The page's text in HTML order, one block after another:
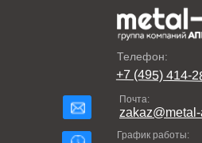
Телефон:
+7 (495) 414-
Почта:
График работы: